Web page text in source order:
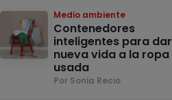
Medio ambiente
Contenedores
inteligentes para dar
nueva vida a la ropa
usada
Por Sonia Recio